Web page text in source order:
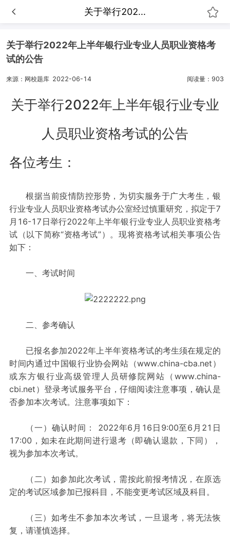
关于举行202...
关于举行2022年上半年银行业专业人员职业资格考
试的公告
来源：网校题库 2022-06-14 阅读量：903
关于举行2022年上半年银行业专业
人员职业资格考试的公告
各位考生：
根据当前疫情防控形势，为切实服务于广大考生，银
行业专业人员职业资格考试办公室经过慎重研究，拟定于7
月16-17日举行2022年上半年银行业专业人员职业资格考
试（以下简称“资格考试”）。现将资格考试相关事项公告
如下：
一、考试时间
二、参考确认
已报名参加2022年上半年资格考试的考生须在规定的
时间内通过中国银行业协会网站（www.china-cba.net）
或东方银行业高级管理人员研修院网站（www.china-
cbi.net）登录考试服务平台，仔细阅读注意事项，确认是
否参加本次考试。注意事项如下：
（一）确认时间： 2022年6月16日9:00至6月21日
17:00，如未在此期间进行退考（即确认退款，下同），
视为参加本次考试。
（二）如参加此次考试，需按此前报考情况，在原选
定的考试区域参加已报科目，不能变更考试区域及科目。
（三）如考生不参加本次考试，一旦退考，将无法恢
复，请谨慎选择。